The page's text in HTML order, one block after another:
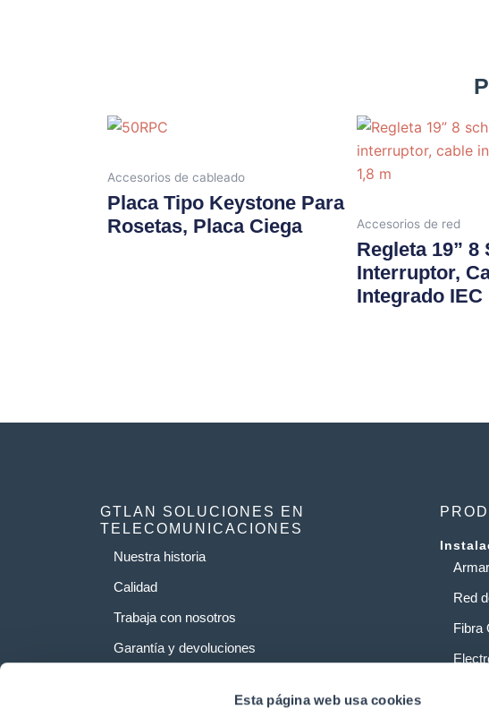
Esta página web usa cookies
Accesorios de cableado
Placa Tipo Keystone Para
Rosetas, Placa Ciega
Accesorios de red
Regleta 19” 8
Interruptor,
Integrado IEC
GTLAN SOLUCIONES EN
TELECOMUNICACIONES
Nuestra historia
Calidad
Trabaja con nosotros
Garantía y devoluciones
Red
Fibra